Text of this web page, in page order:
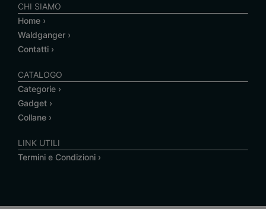
CHI SIAMO
Home ›
Waldganger ›
Contatti ›
CATALOGO
Categorie ›
Gadget ›
Collane ›
LINK UTILI
Termini e Condizioni ›